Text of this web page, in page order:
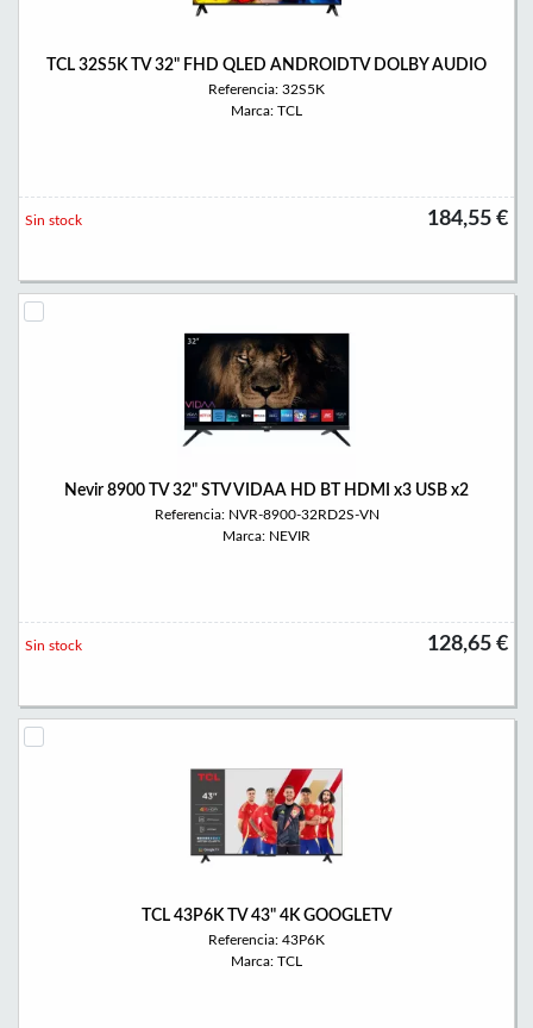
TCL 32S5K TV 32" FHD QLED ANDROIDTV DOLBY AUDIO
Referencia: 32S5K
Marca: TCL
184,55 €
Sin stock
Nevir 8900 TV 32" STV VIDAA HD BT HDMI x3 USB x2
Referencia: NVR-8900-32RD2S-VN
Marca: NEVIR
128,65 €
Sin stock
TCL 43P6K TV 43" 4K GOOGLETV
Referencia: 43P6K
Marca: TCL